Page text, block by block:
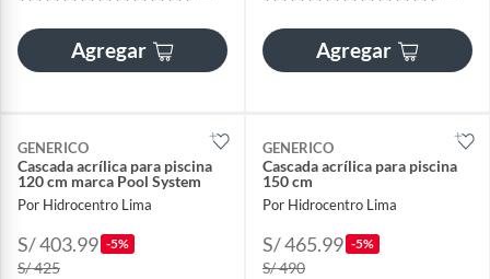
Agregar Agregar
GENERICO
Cascada acrílica para piscina
120 cm marca Pool System
Por Hidrocentro Lima
S/ 403.99 -5%
S/ 425
GENERICO
Cascada acrílica para piscina
150 cm
Por Hidrocentro Lima
S/ 465.99 -5%
S/ 490